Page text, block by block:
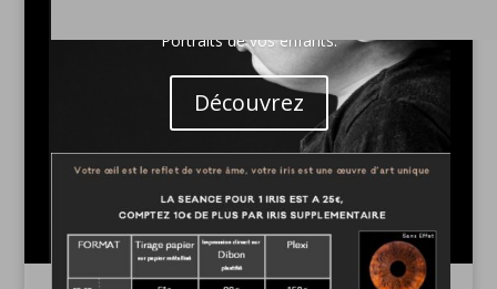
Portraits de vos enfants.
Découvrez